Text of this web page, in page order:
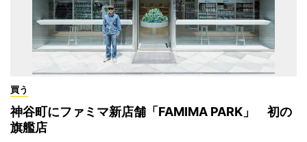
買う
神谷町にファミマ新店舗「FAMIMA PARK」 初の
旗艦店